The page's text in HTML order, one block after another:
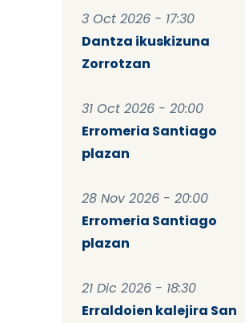
3 Oct 2026 - 17:30
Dantza ikuskizuna
Zorrotzan
31 Oct 2026 - 20:00
Erromeria Santiago
plazan
28 Nov 2026 - 20:00
Erromeria Santiago
plazan
21 Dic 2026 - 18:30
Erraldoien kalejira San